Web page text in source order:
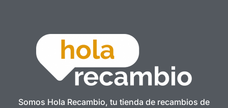
Somos Hola Recambio, tu tienda de recambios de